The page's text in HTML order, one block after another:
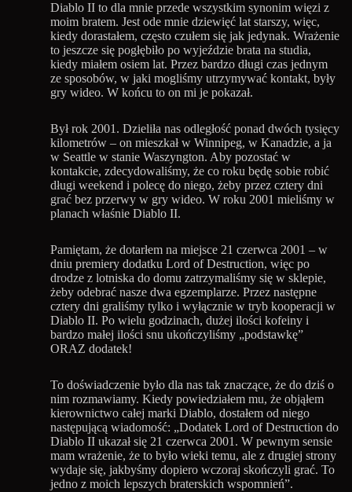
Diablo II to dla mnie przede wszystkim synonim więzi z
moim bratem. Jest ode mnie dziewięć lat starszy, więc,
kiedy dorastałem, często czułem się jak jedynak. Wrażenie
to jeszcze się pogłębiło po wyjeździe brata na studia,
kiedy miałem osiem lat. Przez bardzo długi czas jednym
ze sposobów, w jaki mogliśmy utrzymywać kontakt, były
gry wideo. W końcu to on mi je pokazał.
Był rok 2001. Dzieliła nas odległość ponad dwóch tysięcy
kilometrów – on mieszkał w Winnipeg, w Kanadzie, a ja
w Seattle w stanie Waszyngton. Aby pozostać w
kontakcie, zdecydowaliśmy, że co roku będę sobie robić
długi weekend i polecę do niego, żeby przez cztery dni
grać bez przerwy w gry wideo. W roku 2001 mieliśmy w
planach właśnie Diablo II.
Pamiętam, że dotarłem na miejsce 21 czerwca 2001 – w
dniu premiery dodatku Lord of Destruction, więc po
drodze z lotniska do domu zatrzymaliśmy się w sklepie,
żeby odebrać nasze dwa egzemplarze. Przez następne
cztery dni graliśmy tylko i wyłącznie w tryb kooperacji w
Diablo II. Po wielu godzinach, dużej ilości kofeiny i
bardzo małej ilości snu ukończyliśmy „podstawkę”
ORAZ dodatek!
To doświadczenie było dla nas tak znaczące, że do dziś o
nim rozmawiamy. Kiedy powiedziałem mu, że objąłem
kierownictwo całej marki Diablo, dostałem od niego
następującą wiadomość: „Dodatek Lord of Destruction do
Diablo II ukazał się 21 czerwca 2001. W pewnym sensie
mam wrażenie, że to było wieki temu, ale z drugiej strony
wydaje się, jakbyśmy dopiero wczoraj skończyli grać. To
jedno z moich lepszych braterskich wspomnień”.